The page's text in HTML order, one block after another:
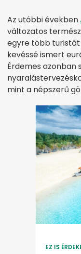
Az utóbbi években
változatos
egyre több turistát
kevéssé ismert
Érdemes azonban
mint a népszerű
EZ IS